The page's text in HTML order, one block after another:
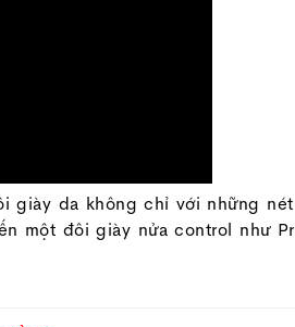
da không chỉ với những
một đôi giày nửa control như